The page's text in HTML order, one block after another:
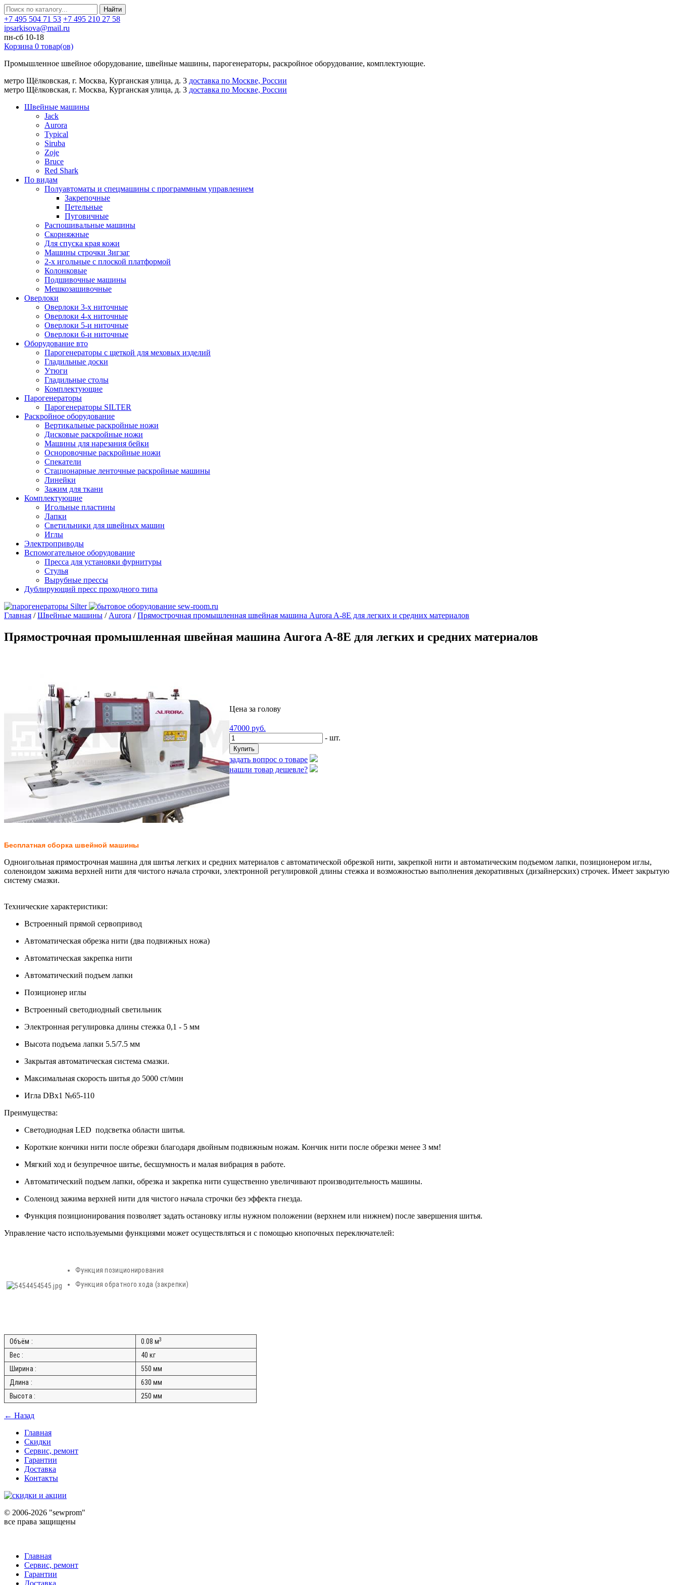
Найти
+7 495 504 71 53 +7 495 210 27 58
ipsarkisova@mail.ru
пн-сб 10-18
Корзина 0 товар(ов)
Промышленное швейное оборудование, швейные машины, парогенераторы, раскройное оборудование, комплектующие.
метро Щёлковская, г. Москва, Курганская улица, д. 3 доставка по Москве, России
метро Щёлковская, г. Москва, Курганская улица, д. 3 доставка по Москве, России
Швейные машины
Jack
Aurora
Typical
Siruba
Zoje
Bruce
Red Shark
По видам
Полуавтоматы и спецмашины с программным управлением
Закрепочные
Петельные
Пуговичные
Распошивальные машины
Скорняжные
Для спуска края кожи
Машины строчки Зигзаг
2-х игольные с плоской платформой
Колонковые
Подшивочные машины
Мешкозашивочные
Оверлоки
Оверлоки 3-х ниточные
Оверлоки 4-х ниточные
Оверлоки 5-и ниточные
Оверлоки 6-и ниточные
Оборудование вто
Парогенераторы с щеткой для меховых изделий
Гладильные доски
Утюги
Гладильные столы
Комплектующие
Парогенераторы
Парогенераторы SILTER
Раскройное оборудование
Вертикальные раскройные ножи
Дисковые раскройные ножи
Машины для нарезания бейки
Осноровочные раскройные ножи
Спекатели
Стационарные ленточные раскройные машины
Линейки
Зажим для ткани
Комплектующие
Игольные пластины
Лапки
Светильники для швейных машин
Иглы
Электроприводы
Вспомогательное оборудование
Пресса для установки фурнитуры
Стулья
Вырубные прессы
Дублирующий пресс проходного типа
Главная /Швейные машины / Aurora /Прямострочная промышленная швейная машина Aurora A-8E для легких и средних материалов
Прямострочная промышленная швейная машина Aurora A-8E для легких и средних материалов
Цена за голову
47000 руб.
- шт.
задать вопрос о товаре
нашли товар дешевле?
Бесплатная сборка швейной машины
Одноигольная прямострочная машина для шитья легких и средних материалов с автоматической обрезкой нити, закрепкой нити и автоматическим подъемом лапки, позиционером иглы,
соленоидом зажима верхней нити для чистого начала строчки, электронной регулировкой длины стежка и возможностью выполнения декоративных (дизайнерских) строчек. Имеет закрытую
систему смазки.
Технические характеристики:
Встроенный прямой сервопривод
Автоматическая обрезка нити (два подвижных ножа)
Автоматическая закрепка нити
Автоматический подъем лапки
Позиционер иглы
Встроенный светодиодный светильник
Электронная регулировка длины стежка 0,1 - 5 мм
Высота подъема лапки 5.5/7.5 мм
Закрытая автоматическая система смазки.
Максимальная скорость шитья до 5000 ст/мин
Игла DBx1 №65-110
Преимущества:
Светодиодная LED подсветка области шитья.
Короткие кончики нити после обрезки благодаря двойным подвижным ножам. Кончик нити после обрезки менее 3 мм!
Мягкий ход и безупречное шитье, бесшумность и малая вибрация в работе.
Автоматический подъем лапки, обрезка и закрепка нити существенно увеличивают производительность машины.
Соленоид зажима верхней нити для чистого начала строчки без эффекта гнезда.
Функция позиционирования позволяет задать остановку иглы нужном положении (верхнем или нижнем) после завершения шитья.
Управление часто используемыми функциями может осуществляться и с помощью кнопочных переключателей:
Функция позиционирования
Функция обратного хода (закрепки)
Объём : 0.08 м3
Вес :
40 кг
Ширина :
550 мм
Длина :
630 мм
Высота :
250 мм
← Назад
Главная
Скидки
Сервис, ремонт
Гарантии
Доставка
Контакты
© 2006-2026 "sewprom"
все права защищены
Главная
Сервис, ремонт
Гарантии
Доставка